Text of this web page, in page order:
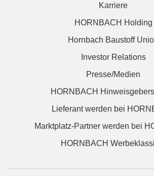
Karriere
HORNBACH Holding
Hornbach Baustoff
Investor Relations
Presse/Medien
HORNBACH
Lieferant werden bei
Marktplatz-Partner werden bei
HORNBACH